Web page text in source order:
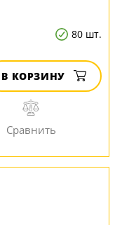
80 шт.
В КОРЗИНУ